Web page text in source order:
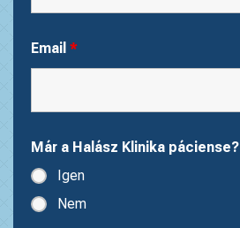
Email *
Már a Halász Klinika páciense?
Igen
Nem